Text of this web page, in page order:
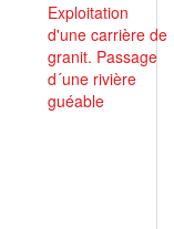
Exploitation
d'une carrière de
granit. Passage
d´une rivière
guéable